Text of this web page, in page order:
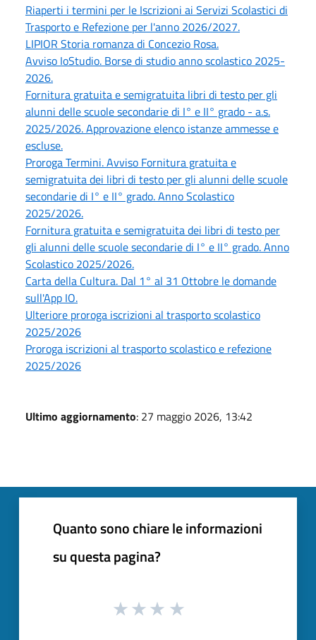
Riaperti i termini per le Iscrizioni ai Servizi Scolastici di
Trasporto e Refezione per l'anno 2026/2027.
LIPIOR Storia romanza di Concezio Rosa.
Avviso IoStudio. Borse di studio anno scolastico 2025-
2026.
Fornitura gratuita e semigratuita libri di testo per gli
alunni delle scuole secondarie di I° e II° grado - a.s.
2025/2026. Approvazione elenco istanze ammesse e
escluse.
Proroga Termini. Avviso Fornitura gratuita e
semigratuita dei libri di testo per gli alunni delle scuole
secondarie di I° e II° grado. Anno Scolastico
2025/2026.
Fornitura gratuita e semigratuita dei libri di testo per
gli alunni delle scuole secondarie di I° e II° grado. Anno
Scolastico 2025/2026.
Carta della Cultura. Dal 1° al 31 Ottobre le domande
sull'App IO.
Ulteriore proroga iscrizioni al trasporto scolastico
2025/2026
Proroga iscrizioni al trasporto scolastico e refezione
2025/2026
Ultimo aggiornamento: 27 maggio 2026, 13:42
Quanto sono chiare le informazioni
su questa pagina?